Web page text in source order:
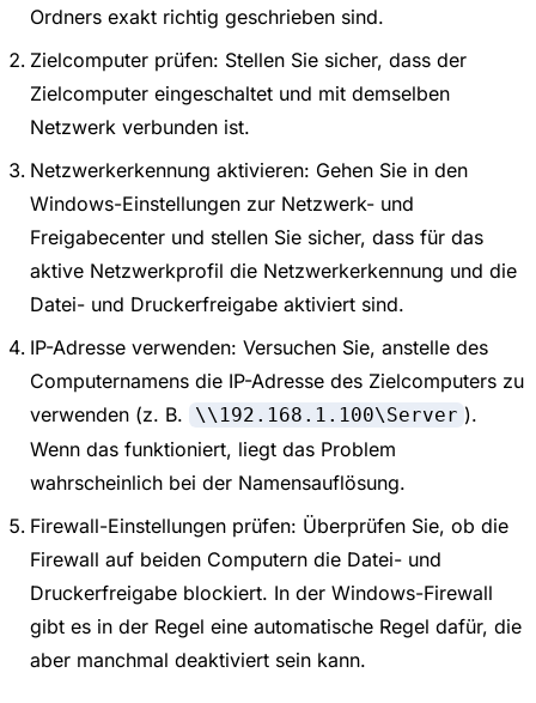
Ordners exakt richtig geschrieben sind.
Zielcomputer prüfen: Stellen Sie sicher, dass der
Zielcomputer eingeschaltet und mit demselben
Netzwerk verbunden ist.
Netzwerkerkennung aktivieren: Gehen Sie in den
Windows-Einstellungen zur Netzwerk- und
Freigabecenter und stellen Sie sicher, dass für das
aktive Netzwerkprofil die Netzwerkerkennung und die
Datei- und Druckerfreigabe aktiviert sind.
IP-Adresse verwenden: Versuchen Sie, anstelle des
Computernamens die IP-Adresse des Zielcomputers zu
verwenden (z. B.
\\192.168.1.100\Server ).
Wenn das funktioniert, liegt das Problem
wahrscheinlich bei der Namensauflösung.
Firewall-Einstellungen prüfen: Überprüfen Sie, ob die
Firewall auf beiden Computern die Datei- und
Druckerfreigabe blockiert. In der Windows-Firewall
gibt es in der Regel eine automatische Regel dafür, die
aber manchmal deaktiviert sein kann.